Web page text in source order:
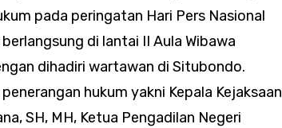
pada peringatan Hari Pers Nasional
di lantai II Aula Wibawa
dihadiri wartawan di Situbondo.
hukum yakni Kepala Kejaksaan
SH, MH, Ketua Pengadilan Negeri